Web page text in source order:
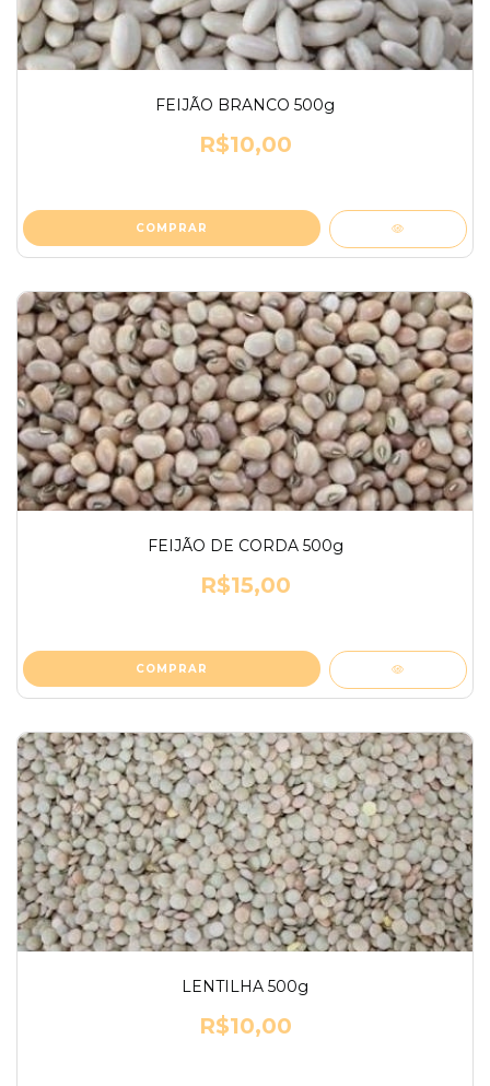
FEIJÃO BRANCO 500g
R$10,00
FEIJÃO DE CORDA 500g
R$15,00
LENTILHA 500g
R$10,00